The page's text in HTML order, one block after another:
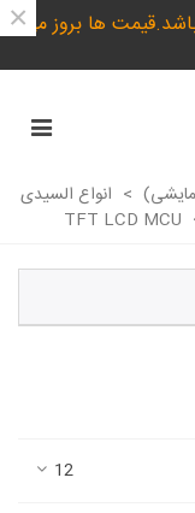
ها بروز می×
> انواع السیدی
12